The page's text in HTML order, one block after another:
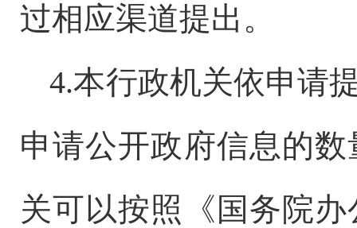
过相应渠道提出。
4.本行政机关依申请
申请公开政府信息的
关可以按照《国务院